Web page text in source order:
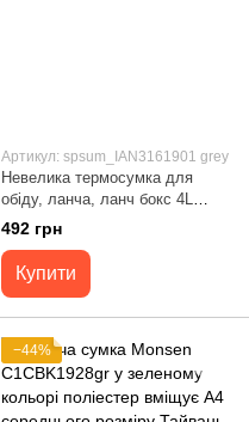
Артикул: spsum_IAN3161901 grey
Невелика термосумка для
обіду, ланча, ланч бокс 4L
Crivit сіра
492 грн
Купити
−44%